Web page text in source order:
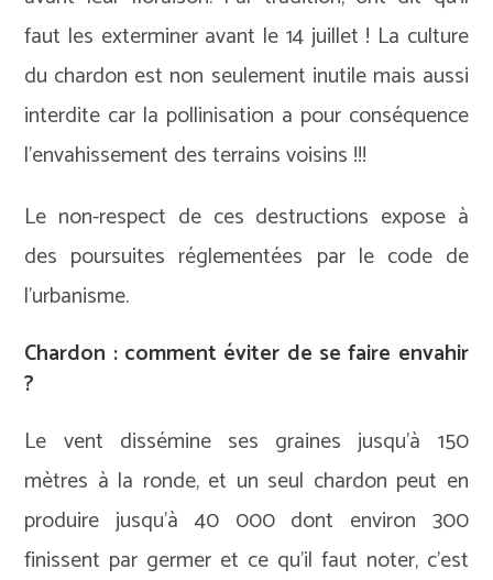
faut les exterminer avant le 14 juillet ! La culture
du chardon est non seulement inutile mais aussi
interdite car la pollinisation a pour conséquence
l’envahissement des terrains voisins !!!
Le non-respect de ces destructions expose à
des poursuites réglementées par le code de
l’urbanisme.
Chardon : comment éviter de se faire envahir
?
Le vent dissémine ses graines jusqu’à 150
mètres à la ronde, et un seul chardon peut en
produire jusqu’à 40 000 dont environ 300
finissent par germer et ce qu’il faut noter, c’est